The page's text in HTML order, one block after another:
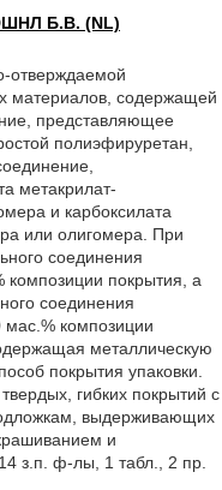
Б.В. (NL)
отверждаемой
материалов, содержащей
представляющее
полиэфируретан,
метакрилат-
и карбоксилата
или олигомера. При
соединения
композиции покрытия, а
соединения
мас.% композиции
металлическую
покрытия упаковки.
гибких покрытий с
выдерживающих
и
з.п. ф-лы, 1 табл., 2 пр.